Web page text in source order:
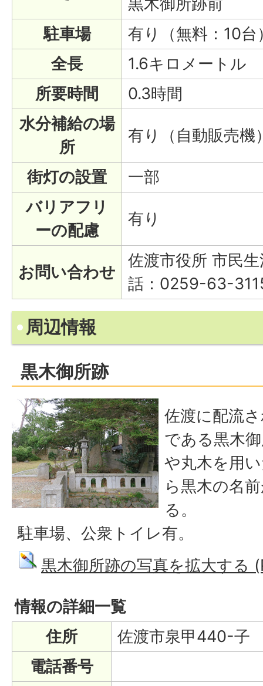
駐車場
有り（無料：10台
全長
1.6キロメートル
所要時間
0.3時間
水分補給の場
所
有り（自動販売機
街灯の設置
一部
バリアフリ
ーの配慮
有り
お問い合わせ
佐渡市役所 市民
話：0259-63-
周辺情報
黒木御所跡
佐渡に配流
である黒木
や丸木を用
ら黒木の名
る。
駐車場、公衆トイレ有。
黒木御所跡の写真を拡大する
情報の詳細一覧
住所
佐渡市泉甲440-子
電話番号